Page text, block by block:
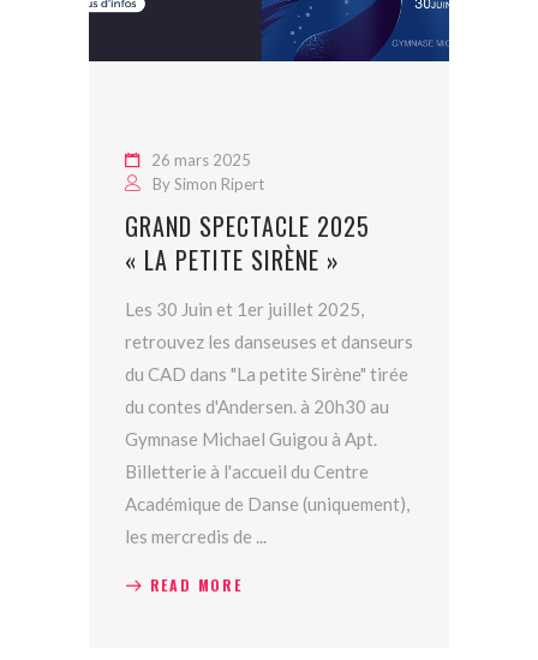
26 mars 2025
BySimon Ripert
GRAND SPECTACLE 2025
« LA PETITE SIRÈNE »
Les 30 Juin et 1er juillet 2025,
retrouvez les danseuses et danseurs
du CAD dans "La petite Sirène" tirée
du contes d'Andersen. à 20h30 au
Gymnase Michael Guigou à Apt.
Billetterie à l'accueil du Centre
Académique de Danse (uniquement),
les mercredis de
READ MORE